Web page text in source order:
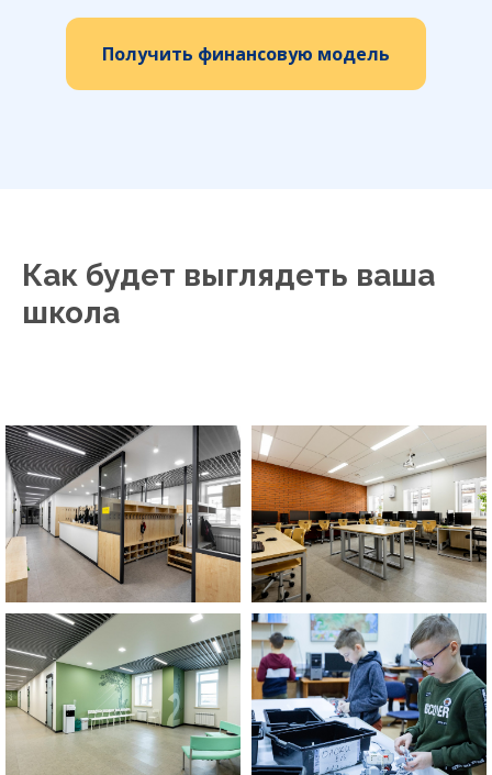
Получить финансовую модель
Как будет выглядеть ваша
школа